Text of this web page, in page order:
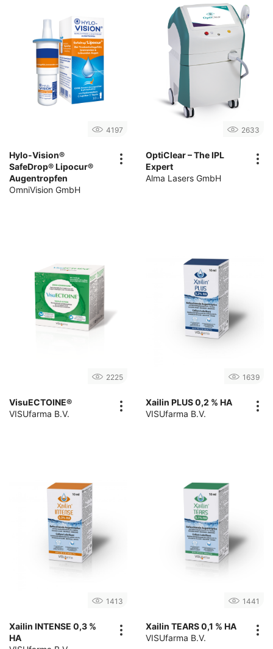
4197
Hylo-Vision®
SafeDrop® Lipocur®
Augentropfen
OmniVision GmbH
2633
OptiClear – The IPL
Expert
Alma Lasers GmbH
2225
VisuECTOINE®
VISUfarma B.V.
1639
Xailin PLUS 0,2 % HA
VISUfarma B.V.
1413
Xailin INTENSE 0,3 %
HA
1441
Xailin TEARS 0,1 % HA
VISUfarma B.V.